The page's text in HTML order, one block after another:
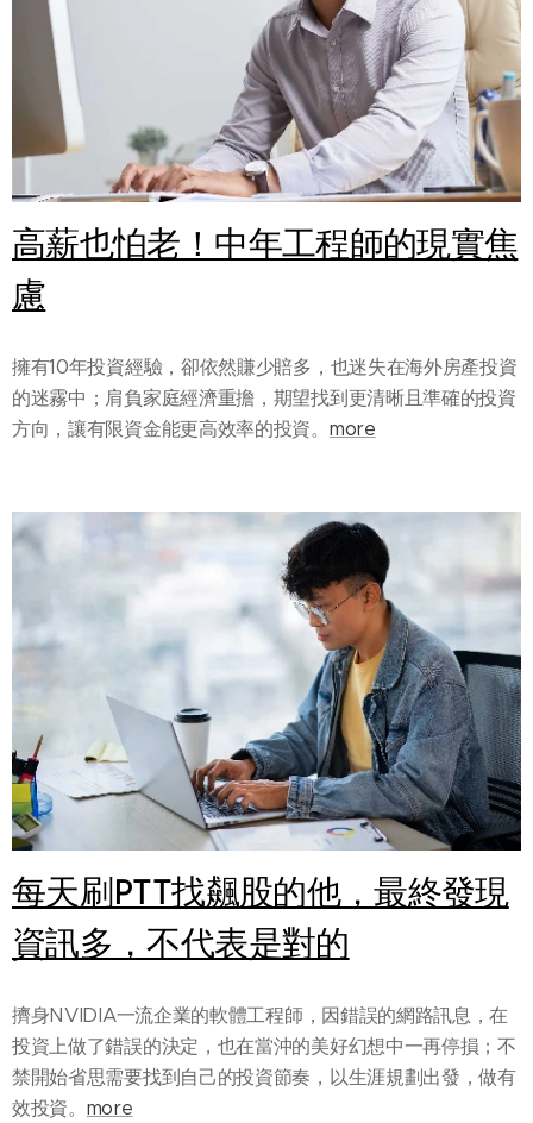
高薪也怕老！中年工程師的現實焦
慮
擁有10年投資經驗，卻依然賺少賠多，也迷失在海外房產投資
的迷霧中；肩負家庭經濟重擔，期望找到更清晰且準確的投資
方向，讓有限資金能更高效率的投資。 more
每天刷PTT找飆股的他，最終發現
資訊多，不代表是對的
擠身NVIDIA一流企業的軟體工程師，因錯誤的網路訊息，在
投資上做了錯誤的決定，也在當沖的美好幻想中一再停損；不
禁開始省思需要找到自己的投資節奏，以生涯規劃出發，做有
效投資。 more